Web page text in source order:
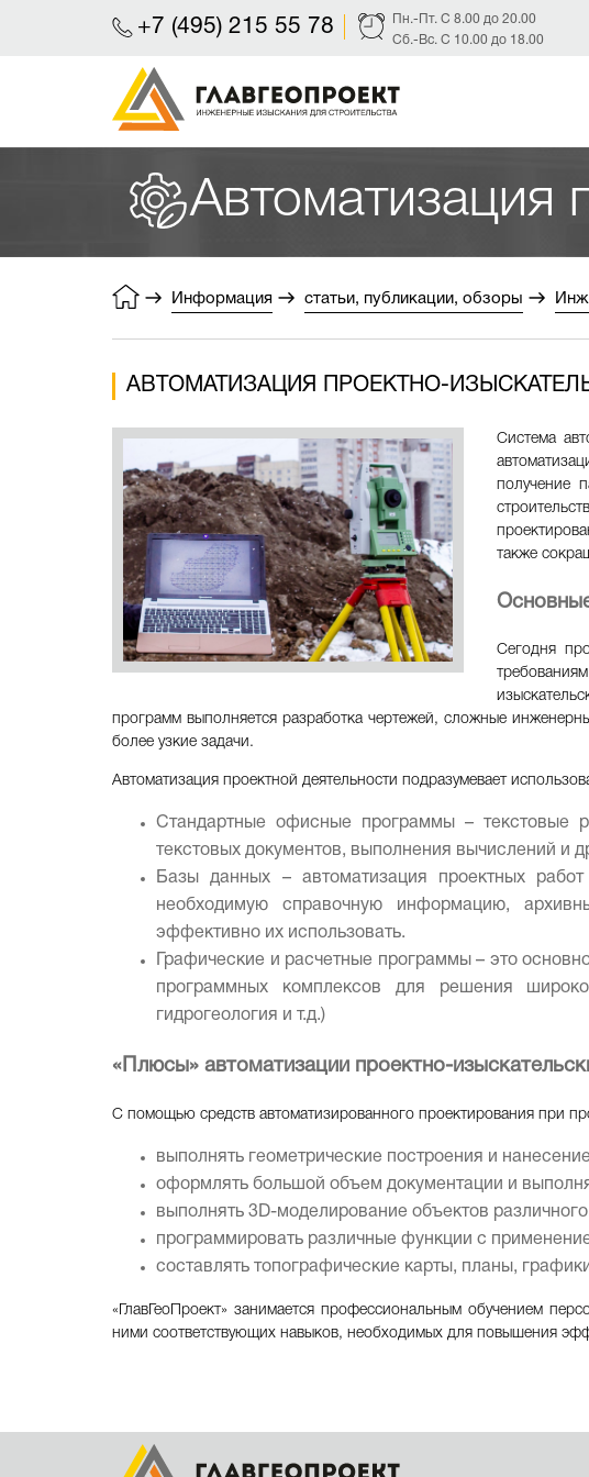
+7 (495) 215 55 78
Пн.-Пт. С 8.00 до 20.00
Сб.-Вс. С 10.00 до 18.00
Автоматизация
Информация статьи, публикации, обзоры
АВТОМАТИЗАЦИЯ ПРОЕКТНО-
Система
получение
также
Сегодня
программ выполняется разработка чертежей, сложные
более узкие задачи.
Автоматизация проектной деятельности подразумевает
Стандартные офисные программы – текстовые
текстовых документов, выполнения вычислений и
Базы данных – автоматизация проектных
необходимую справочную информацию,
эффективно их использовать.
Графические и расчетные программы – это
программных комплексов для решения
гидрогеология и т.д.)
«Плюсы» автоматизации проектно-
С помощью средств автоматизированного проектирования при
выполнять геометрические построения и
оформлять большой объем документации и
выполнять 3D-моделирование объектов
программировать различные функции с
составлять топографические карты, планы,
«ГлавГеоПроект» занимается профессиональным обучением
ними соответствующих навыков, необходимых для повышения